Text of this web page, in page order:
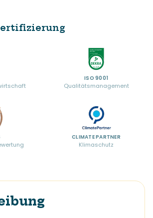
ISO 9001
Qualitätsmanagement
CLIMATE PARTNER
Klimaschutz